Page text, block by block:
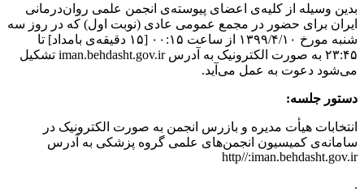
بدین وسیله از کلیه‌ی اعضای پیوسته‌ی انجمن علمی روان‌درمانی
ایران برای حضور در مجمع عمومی عادی (نوبت اول) که در روز ‌سه
شنبه مورخ ١٣٩٩/۴/١٠ از ساعت ٠٠:١۵ [١۵ دقیقه‌ی بامداد] تا
٢٣:۴۵ به صورت الکترونیک به آدرس iman.behdasht.gov.ir تشکیل
می‌شود دعوت به عمل می‌آید.
دستور جلسه:
انتخابات هیأت مدیره و بازرس انجمن به صورت الکترونیک در
سامانه‌ی کمیسیون انجمن‌های علمی گروه پزشکی به آدرس
http//:iman.behdasht.gov.ir
.